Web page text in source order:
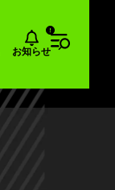
お知らせ